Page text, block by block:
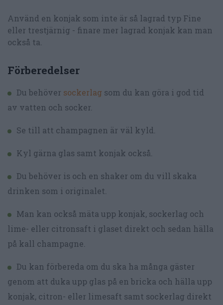
Använd en konjak som inte är så lagrad typ Fine
eller trestjärnig - finare mer lagrad konjak kan man
också ta.
Förberedelser
Du behöver sockerlag som du kan göra i god tid
av vatten och socker.
Se till att champagnen är väl kyld.
Kyl gärna glas samt konjak också.
Du behöver is och en shaker om du vill skaka
drinken som i originalet.
Man kan också mäta upp konjak, sockerlag och
lime- eller citronsaft i glaset direkt och sedan hälla
på kall champagne.
Du kan förbereda om du ska ha många gäster
genom att duka upp glas på en bricka och hälla upp
konjak, citron- eller limesaft samt sockerlag direkt